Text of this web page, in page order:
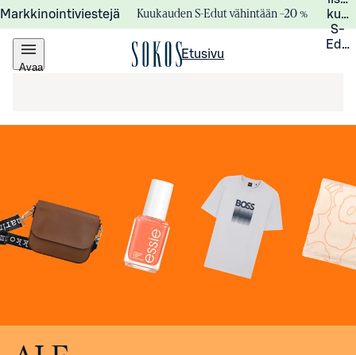
Markkinointiviestejä Kuukauden S-Edut vähintään –20 %
S-
Avaa
Etusivu